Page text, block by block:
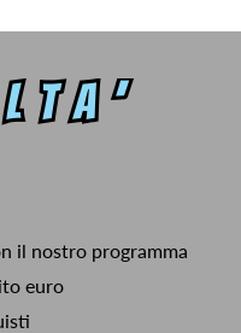
il nostro programma
euro